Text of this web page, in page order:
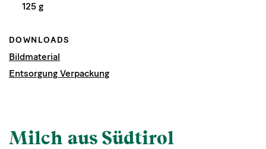
125 g
DOWNLOADS
Bildmaterial
Entsorgung Verpackung
Milch aus Südtirol